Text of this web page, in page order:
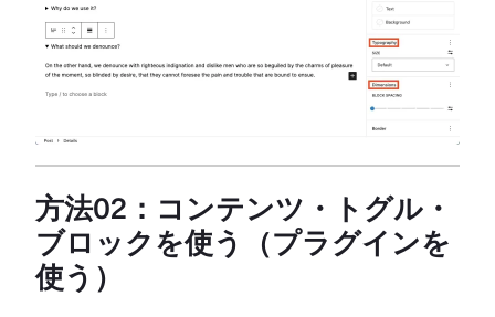
方法02：コンテンツ・トグル・
ブロックを使う（プラグインを
使う）